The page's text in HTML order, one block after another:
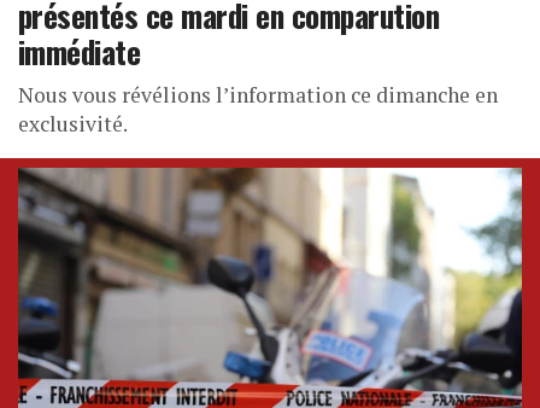
présentés ce mardi en comparution
immédiate
Nous vous révélions l’information ce dimanche en
exclusivité.